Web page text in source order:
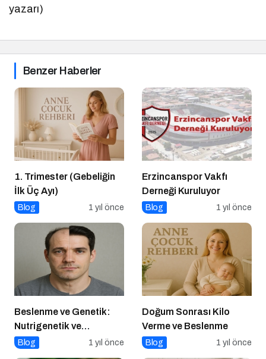
yazarı)
Benzer Haberler
1. Trimester (Gebeliğin
İlk Üç Ayı)
Blog 1 yıl önce
Erzincanspor Vakfı
Derneği Kuruluyor
Blog 1 yıl önce
Beslenme ve Genetik:
Nutrigenetik ve
Nutrigenomik’in Rolü
Blog 1 yıl önce
Doğum Sonrası Kilo
Verme ve Beslenme
Blog 1 yıl önce